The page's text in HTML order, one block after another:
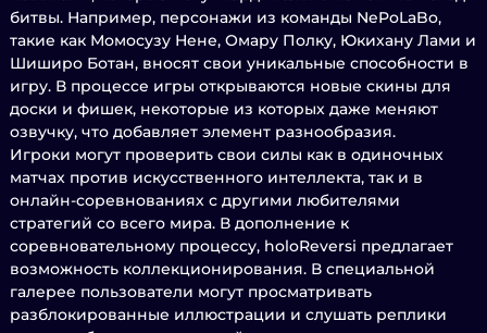
битвы. Например, персонажи из команды NePoLaBo,
такие как Момосузу Нене, Омару Полку, Юкихану Лами и
Шиширо Ботан, вносят свои уникальные способности в
игру. В процессе игры открываются новые скины для
доски и фишек, некоторые из которых даже меняют
озвучку, что добавляет элемент разнообразия.
Игроки могут проверить свои силы как в одиночных
матчах против искусственного интеллекта, так и в
онлайн-соревнованиях с другими любителями
стратегий со всего мира. В дополнение к
соревновательному процессу, holoReversi предлагает
возможность коллекционирования. В специальной
галерее пользователи могут просматривать
разблокированные иллюстрации и слушать реплики